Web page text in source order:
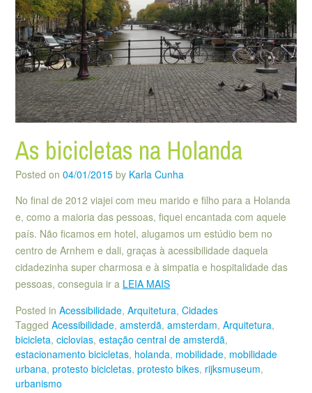
As bicicletas na Holanda
Posted on 04/01/2015 by Karla Cunha
No final de 2012 viajei com meu marido e filho para a Holanda
e, como a maioria das pessoas, fiquei encantada com aquele
país. Não ficamos em hotel, alugamos um estúdio bem no
centro de Arnhem e dali, graças à acessibilidade daquela
cidadezinha super charmosa e à simpatia e hospitalidade das
pessoas, conseguia ir a LEIA MAIS
Posted in Acessibilidade, Arquitetura, Cidades
Tagged Acessibilidade, amsterdã, amsterdam, Arquitetura,
bicicleta, ciclovias, estação central de amsterdã,
estacionamento bicicletas, holanda, mobilidade, mobilidade
urbana, protesto bicicletas, protesto bikes, rijksmuseum,
urbanismo